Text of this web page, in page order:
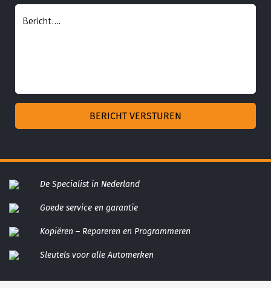
De Specialist in Nederland
Goede service en garantie
Kopiëren – Repareren en Programmeren
Sleutels voor alle Automerken